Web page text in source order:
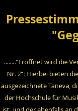
........"Eröffnet wird die
Nr. 2“: Hierbei bieten
ausgezeichnete Taneva,
der Hochschule für